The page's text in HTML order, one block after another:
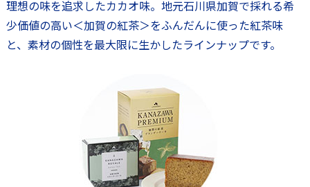
理想の味を追求したカカオ味。地元石川県加賀で採れる希
少価値の高い＜加賀の紅茶＞をふんだんに使った紅茶味
と、素材の個性を最大限に生かしたラインナップです。